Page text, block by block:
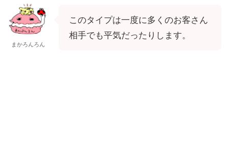
まかろんろん
このタイプは一度に多くのお客さん
相手でも平気だったりします。